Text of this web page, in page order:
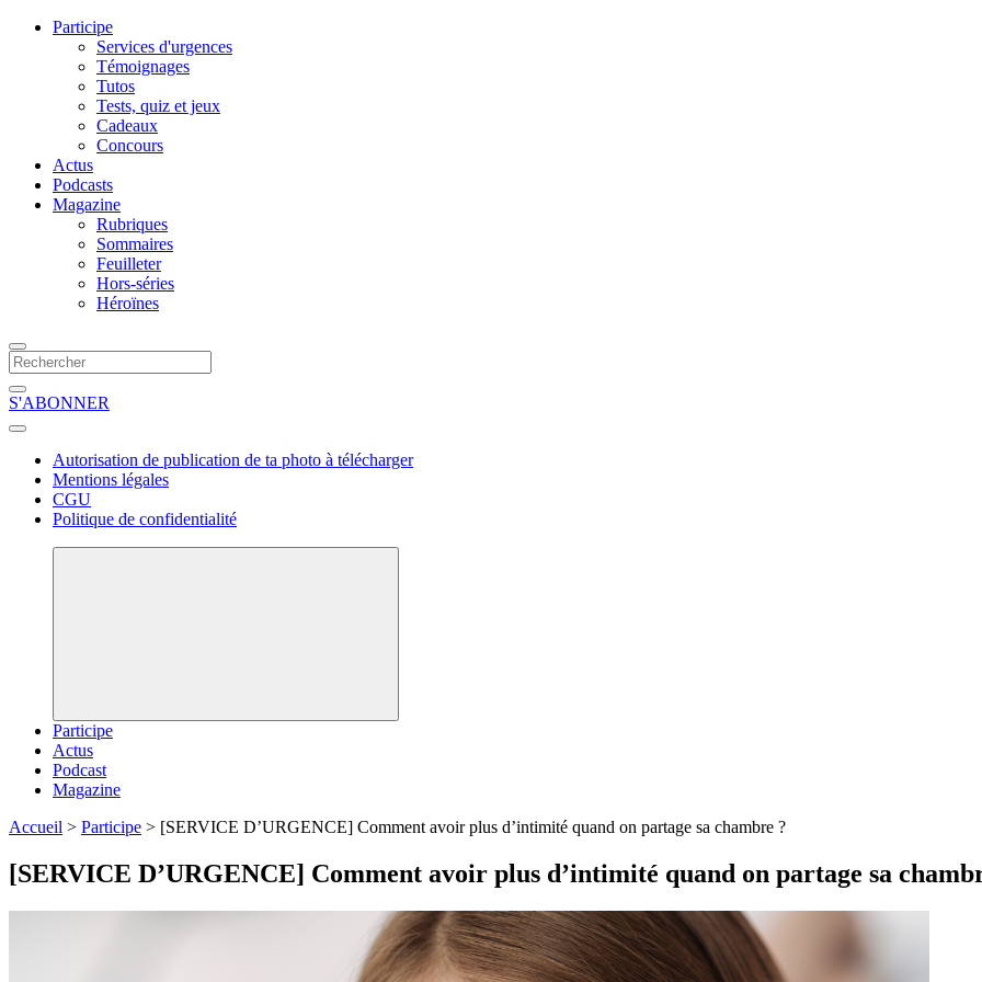
Participe
Services d'urgences
Témoignages
Tutos
Tests, quiz et jeux
Cadeaux
Concours
Actus
Podcasts
Magazine
Rubriques
Sommaires
Feuilleter
Hors-séries
Héroïnes
S'ABONNER
Autorisation de publication de ta photo à télécharger
Mentions légales
CGU
Politique de confidentialité
Participe
Actus
Podcast
Magazine
Accueil > Participe > [SERVICE D’URGENCE] Comment avoir plus d’intimité quand on partage sa chambre ?
[SERVICE D’URGENCE] Comment avoir plus d’intimité quand on partage sa